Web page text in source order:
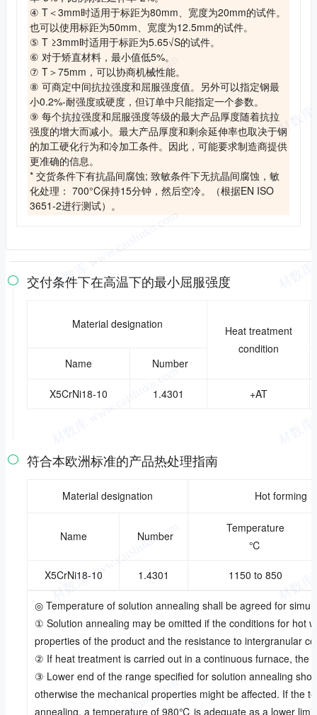
④ T＜3mm时适用于标距为80mm、宽度为20mm的试件。
也可以使用标距为50mm、宽度为12.5mm的试件。
⑤ T ≥3mm时适用于标距为5.65√S的试件。
⑥ 对于矫直材料，最小值低5%。
⑦ T＞75mm，可以协商机械性能。
⑧ 可商定中间抗拉强度和屈服强度值。另外可以指定钢最
小0.2%-耐强度或硬度，但订单中只能指定一个参数。
⑨ 每个抗拉强度和屈服强度等级的最大产品厚度随着抗拉
强度的增大而减小。最大产品厚度和剩余延伸率也取决于钢
的加工硬化行为和冷加工条件。因此，可能要求制造商提供
更准确的信息。
* 交货条件下有抗晶间腐蚀; 致敏条件下无抗晶间腐蚀，敏
化处理： 700°C保持15分钟，然后空冷。（根据EN ISO
3651-2进行测试）。
 交付条件下在高温下的最小屈服强度
Material designation
Heat treatment
condition
Name
Number
X5CrNi18-10 1.4301 +AT
 符合本欧洲标准的产品热处理指南
Material designation Hot forming
Name Number
Temperature
℃
X5CrNi18-10 1.4301 1150 to 850
◎ Temperature of solution annealing shall be agreed for
① Solution annealing may be omitted if the conditions for hot
properties of the product and the resistance to intergranular
② If heat treatment is carried out in a continuous furnace, the
③ Lower end of the range specified for solution annealing
otherwise the mechanical properties might be affected. If the
annealing, a temperature of 980℃ is adequate as a lower